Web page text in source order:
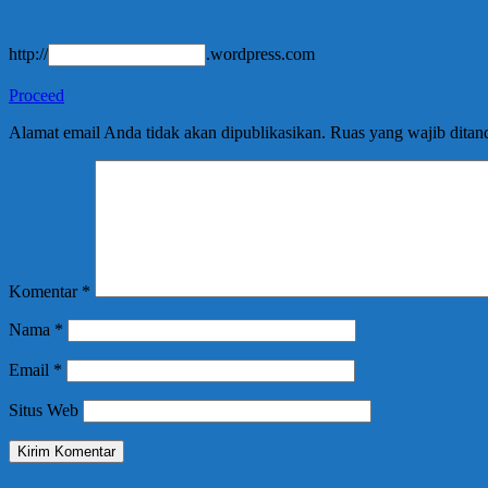
http:// .wordpress.com
Proceed
Alamat email Anda tidak akan dipublikasikan. Ruas yang wajib
Komentar *
Nama *
Email *
Situs Web